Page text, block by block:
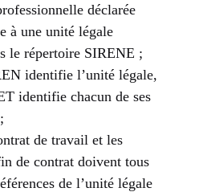
déclarée
à une unité légale
le répertoire SIRENE ;
identifie l’unité légale,
identifie chacun de ses
de travail et les
de contrat doivent tous
de l’unité légale